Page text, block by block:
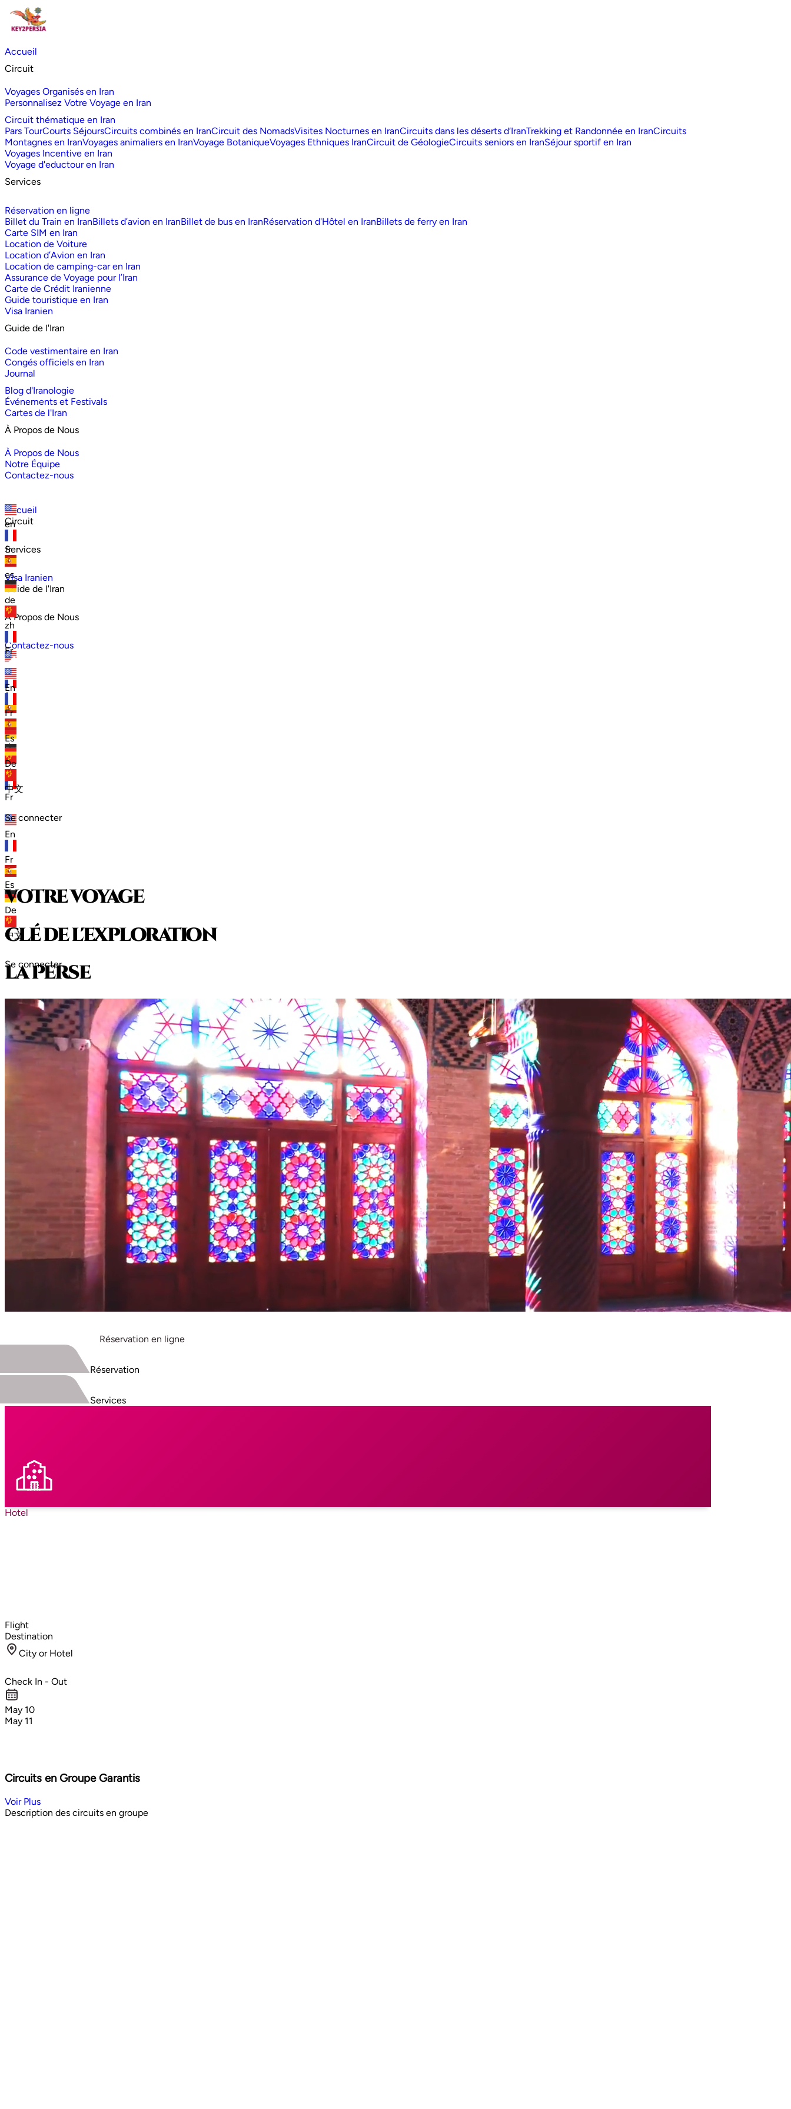
Accueil
Circuit
Voyages Organisés en Iran
Personnalisez Votre Voyage en Iran
Circuit thématique en Iran
Pars TourCourts SéjoursCircuits combinés en IranCircuit des NomadsVisites Nocturnes en IranCircuits dans les déserts d‘IranTrekking et Randonnée en IranCircuits
Montagnes en IranVoyages animaliers en IranVoyage BotaniqueVoyages Ethniques IranCircuit de GéologieCircuits seniors en IranSéjour sportif en Iran
Voyages Incentive en Iran
Voyage d'eductour en Iran
Services
Réservation en ligne
Billet du Train en IranBillets d’avion en IranBillet de bus en IranRéservation d'Hôtel en IranBillets de ferry en Iran
Carte SIM en Iran
Location de Voiture
Location d’Avion en Iran
Location de camping-car en Iran
Assurance de Voyage pour l’Iran
Carte de Crédit Iranienne
Guide touristique en Iran
Visa Iranien
Guide de l'Iran
Code vestimentaire en Iran
Congés officiels en Iran
Journal
Blog d'Iranologie
Événements et Festivals
Cartes de l'Iran
À Propos de Nous
À Propos de Nous
Notre Équipe
Contactez-nous
Accueil
Circuit
Services
Visa Iranien
Guide de l'Iran
À Propos de Nous
Contactez-nous
en
fr
es
de
zh
Fr
En
Fr
Es
De
中文
Se connecter
en
fr
es
de
zh
Fr
En
Fr
Es
De
中文
Se connecter
votre voyage
clé de l'exploration
laPerse
Réservation en ligne
Réservation
Services
Hotel
Flight
Destination
City or Hotel
Check In - Out
May 10
May 11
Circuits en Groupe Garantis
Voir Plus
Description des circuits en groupe